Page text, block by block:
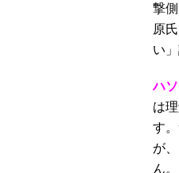
撃
原
い
ハ
は
す
が
ん。